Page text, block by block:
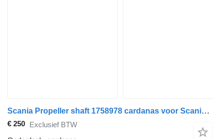
Scania Propeller shaft 1758978 cardanas voor Scania P310 trekker
€ 250 Exclusief BTW